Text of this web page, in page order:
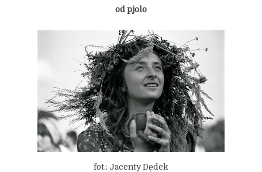
od pjolo
fot.: Jacenty Dędek